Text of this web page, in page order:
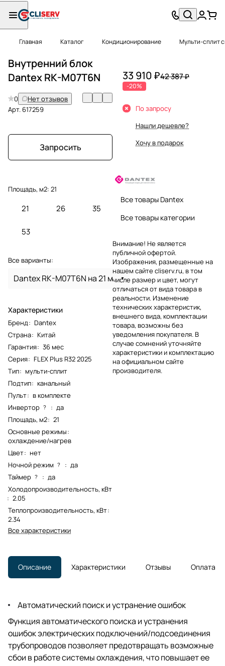
Главная Каталог Кондиционирование Мульти-сплит
Внутренний блок
Dantex RK-M07T6N
0
Нет отзывов
Арт.617259
Запросить
Площадь, м2: 21
21 26 35
53
Все варианты:
Dantex RK-M07T6N на 21 м
Характеристики
Бренд: Dantex
Страна: Китай
Гарантия: 36 мес
Серия: FLEX Plus R32 2025
Тип: мульти-сплит
Подтип: канальный
Пульт: в комплекте
Инвертор ? : да
Площадь, м2: 21
Основные режимы:
охлаждение/нагрев
Цвет: нет
Ночной режим ? : да
Таймер ? : да
Холодопроизводительность, кВт
: 2.05
Теплопроизводительность, кВт:
2.34
Все характеристики
33 910 ₽42 387 ₽
-20%
По запросу
Нашли дешевле?
Хочу в подарок
Все товары Dantex
Все товары категории
Внимание! Не является
публичной офертой.
Изображения, размещенные на
нашем сайте cliserv.ru, в том
числе размер и цвет, могут
отличаться от вида товара в
реальности. Изменение
технических характеристик,
внешнего вида, комплектации
товара, возможны без
уведомления покупателя. В
случае сомнений уточняйте
характеристики и комплектацию
на официальном сайте
производителя.
Описание Характеристики Отзывы Оплата
Автоматический поиск и устранение ошибок
Функция автоматического поиска и устранения
ошибок электрических подключений/подсоединения
трубопроводов позволяет предотвращать возможные
сбои в работе системы охлаждения, что повышает ее